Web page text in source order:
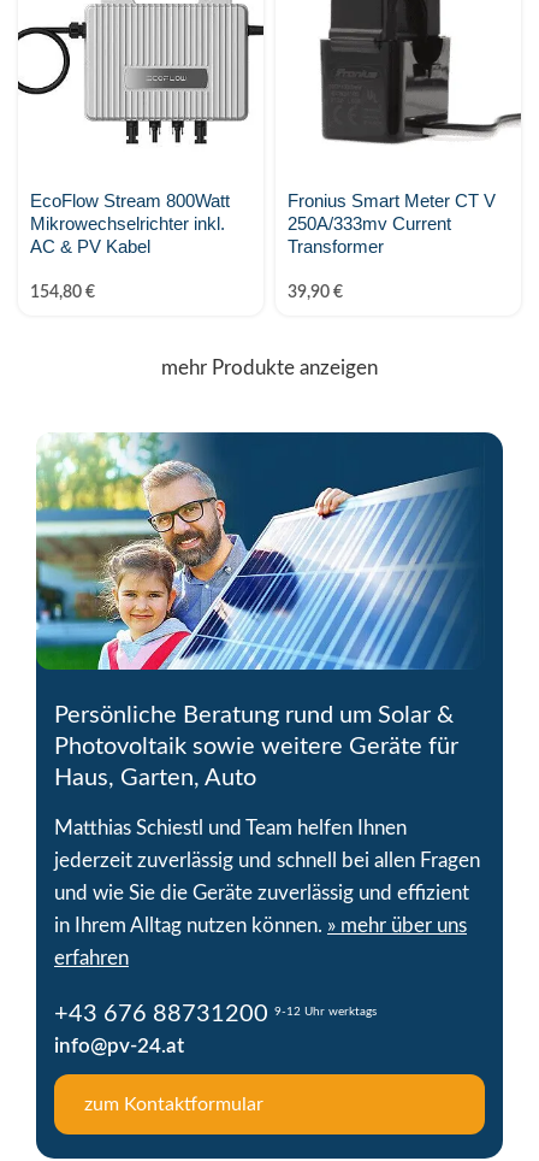
EcoFlow Stream 800Watt
Mikrowechselrichter inkl.
AC & PV Kabel
154,80 €
Fronius Smart Meter CT V
250A/333mv Current
Transformer
39,90 €
mehr Produkte anzeigen
Persönliche Beratung rund um Solar &
Photovoltaik sowie weitere Geräte für
Haus, Garten, Auto
Matthias Schiestl und Team helfen Ihnen
jederzeit zuverlässig und schnell bei allen Fragen
und wie Sie die Geräte zuverlässig und effizient
in Ihrem Alltag nutzen können. » mehr über uns
erfahren
+43 676 88731200 9-12 Uhr werktags
info@pv-24.at
zum Kontaktformular